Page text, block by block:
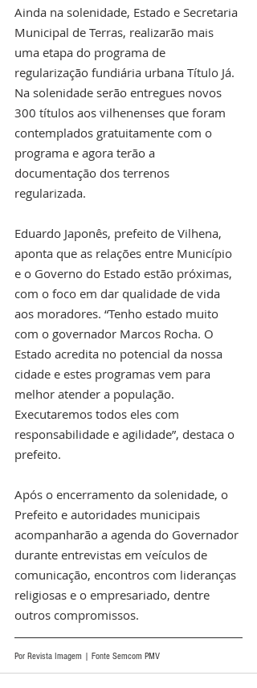
Ainda na solenidade, Estado e Secretaria
Municipal de Terras, realizarão mais
uma etapa do programa de
regularização fundiária urbana Título Já.
Na solenidade serão entregues novos
300 títulos aos vilhenenses que foram
contemplados gratuitamente com o
programa e agora terão a
documentação dos terrenos
regularizada.
Eduardo Japonês, prefeito de Vilhena,
aponta que as relações entre Município
e o Governo do Estado estão próximas,
com o foco em dar qualidade de vida
aos moradores. “Tenho estado muito
com o governador Marcos Rocha. O
Estado acredita no potencial da nossa
cidade e estes programas vem para
melhor atender a população.
Executaremos todos eles com
responsabilidade e agilidade”, destaca o
prefeito.
Após o encerramento da solenidade, o
Prefeito e autoridades municipais
acompanharão a agenda do Governador
durante entrevistas em veículos de
comunicação, encontros com lideranças
religiosas e o empresariado, dentre
outros compromissos.
Por Revista Imagem | Fonte Semcom PMV